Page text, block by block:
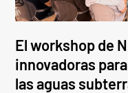
El workshop de
innovadoras
las aguas